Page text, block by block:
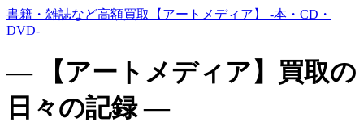
書籍・雑誌など高額買取【アートメディア】 -本・CD・
DVD-
― 【アートメディア】買取の
日々の記録 ―